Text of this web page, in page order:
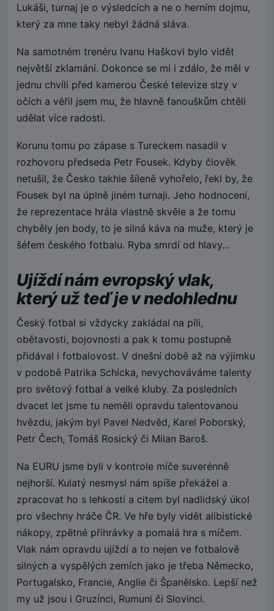
Lukáši, turnaj je o výsledcích a ne o herním dojmu,
který za mne taky nebyl žádná sláva.
Na samotném trenéru Ivanu Haškovi bylo vidět
největší zklamání. Dokonce se mi i zdálo, že měl v
jednu chvíli před kamerou České televize slzy v
očích a věřil jsem mu, že hlavně fanouškům chtěli
udělat více radosti.
Korunu tomu po zápase s Tureckem nasadil v
rozhovoru předseda Petr Fousek. Kdyby člověk
netušil, že Česko takhle šíleně vyhořelo, řekl by, že
Fousek byl na úplně jiném turnaji. Jeho hodnocení,
že reprezentace hrála vlastně skvěle a že tomu
chyběly jen body, to je silná káva na muže, který je
šéfem českého fotbalu. Ryba smrdí od hlavy...
Ujíždí nám evropský vlak,
který už teď je v nedohlednu
Český fotbal si vždycky zakládal na píli,
obětavosti, bojovnosti a pak k tomu postupně
přidával i fotbalovost. V dnešní době až na výjimku
v podobě Patrika Schicka, nevychováváme talenty
pro světový fotbal a velké kluby. Za posledních
dvacet let jsme tu neměli opravdu talentovanou
hvězdu, jakým byl Pavel Nedvěd, Karel Poborský,
Petr Čech, Tomáš Rosický či Milan Baroš.
Na EURU jsme byli v kontrole míče suverénně
nejhorší. Kulatý nesmysl nám spíše překážel a
zpracovat ho s lehkostí a citem byl nadlidský úkol
pro všechny hráče ČR. Ve hře byly vidět alibistické
nákopy, zpětné přihrávky a pomalá hra s míčem.
Vlak nám opravdu ujíždí a to nejen ve fotbalově
silných a vyspělých zemích jako je třeba Německo,
Portugalsko, Francie, Anglie či Španělsko. Lepší než
my už jsou i Gruzínci, Rumuni či Slovinci.